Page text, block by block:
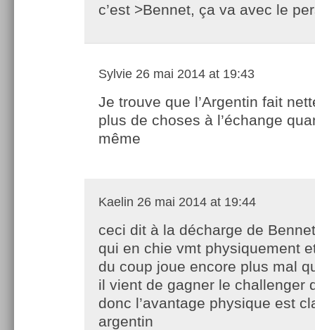
c’est >Bennet, ça va avec le
Sylvie 26 mai 2014 at 19:43
Je trouve que l’Argentin fait
plus de choses à l’échange
même
Kaelin 26 mai 2014 at 19:44
ceci dit à la décharge de
qui en chie vmt physiquement
du coup joue encore plus mal
il vient de gagner le challenger
donc l’avantage physique est
argentin